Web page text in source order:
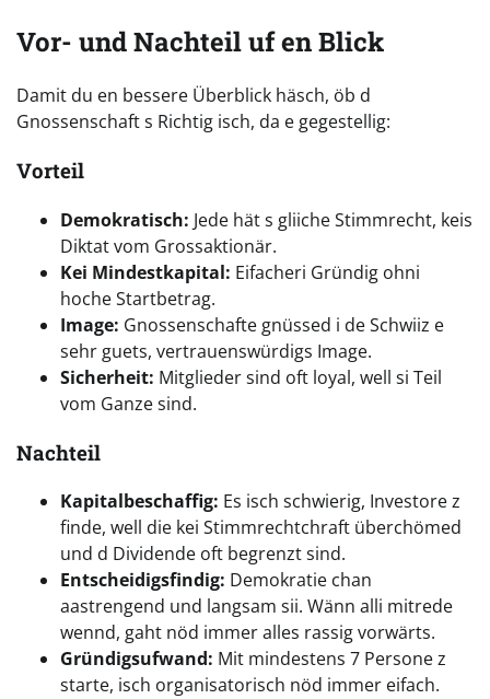
Vor- und Nachteil uf en Blick
Damit du en bessere Überblick häsch, öb d
Gnossenschaft s Richtig isch, da e gegestellig:
Vorteil
Demokratisch: Jede hät s gliiche Stimmrecht, keis
Diktat vom Grossaktionär.
Kei Mindestkapital: Eifacheri Gründig ohni
hoche Startbetrag.
Image: Gnossenschafte gnüssed i de Schwiiz e
sehr guets, vertrauenswürdigs Image.
Sicherheit: Mitglieder sind oft loyal, well si Teil
vom Ganze sind.
Nachteil
Kapitalbeschaffig: Es isch schwierig, Investore z
finde, well die kei Stimmrechtchraft überchömed
und d Dividende oft begrenzt sind.
Entscheidigsfindig: Demokratie chan
aastrengend und langsam sii. Wänn alli mitrede
wennd, gaht nöd immer alles rassig vorwärts.
Gründigsufwand: Mit mindestens 7 Persone z
starte, isch organisatorisch nöd immer eifach.